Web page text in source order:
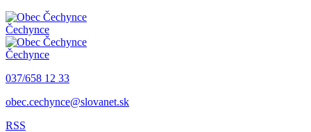
Čechynce
Čechynce
037/658 12 33
obec.cechynce@slovanet.sk
RSS